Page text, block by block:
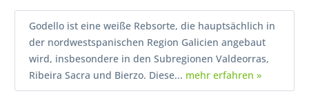
Godello ist eine weiße Rebsorte, die hauptsächlich in
der nordwestspanischen Region Galicien angebaut
wird, insbesondere in den Subregionen Valdeorras,
Ribeira Sacra und Bierzo. Diese... mehr erfahren »